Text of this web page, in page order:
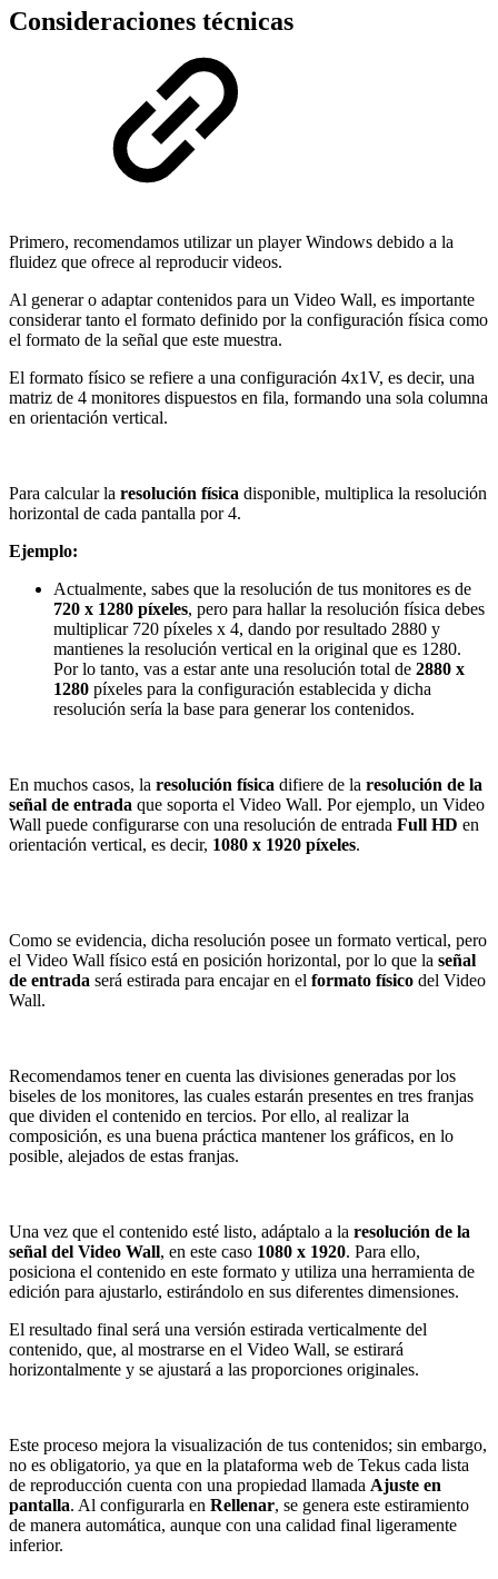
Consideraciones técnicas
Primero, recomendamos utilizar un player Windows debido a la
fluidez que ofrece al reproducir videos.
Al generar o adaptar contenidos para un Video Wall, es importante
considerar tanto el formato definido por la configuración física como
el formato de la señal que este muestra.
El formato físico se refiere a una configuración 4x1V, es decir, una
matriz de 4 monitores dispuestos en fila, formando una sola columna
en orientación vertical.
Para calcular la resolución física disponible, multiplica la resolución
horizontal de cada pantalla por 4.
Ejemplo:
Actualmente, sabes que la resolución de tus monitores es de
720 x 1280 píxeles, pero para hallar la resolución física debes
multiplicar 720 píxeles x 4, dando por resultado 2880 y
mantienes la resolución vertical en la original que es 1280.
Por lo tanto, vas a estar ante una resolución total de 2880 x
1280 píxeles para la configuración establecida y dicha
resolución sería la base para generar los contenidos.
En muchos casos, la resolución física difiere de la resolución de la
señal de entrada que soporta el Video Wall. Por ejemplo, un Video
Wall puede configurarse con una resolución de entrada Full HD en
orientación vertical, es decir, 1080 x 1920 píxeles.
Como se evidencia, dicha resolución posee un formato vertical, pero
el Video Wall físico está en posición horizontal, por lo que la señal
de entrada será estirada para encajar en el formato físico del Video
Wall.
Recomendamos tener en cuenta las divisiones generadas por los
biseles de los monitores, las cuales estarán presentes en tres franjas
que dividen el contenido en tercios. Por ello, al realizar la
composición, es una buena práctica mantener los gráficos, en lo
posible, alejados de estas franjas.
Una vez que el contenido esté listo, adáptalo a la resolución de la
señal del Video Wall, en este caso 1080 x 1920. Para ello,
posiciona el contenido en este formato y utiliza una herramienta de
edición para ajustarlo, estirándolo en sus diferentes dimensiones.
El resultado final será una versión estirada verticalmente del
contenido, que, al mostrarse en el Video Wall, se estirará
horizontalmente y se ajustará a las proporciones originales.
Este proceso mejora la visualización de tus contenidos; sin embargo,
no es obligatorio, ya que en la plataforma web de Tekus cada lista
de reproducción cuenta con una propiedad llamada Ajuste en
pantalla. Al configurarla en Rellenar, se genera este estiramiento
de manera automática, aunque con una calidad final ligeramente
inferior.